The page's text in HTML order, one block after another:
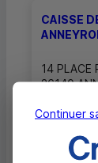
CAISSE
14 PLACE
26140
Continuer